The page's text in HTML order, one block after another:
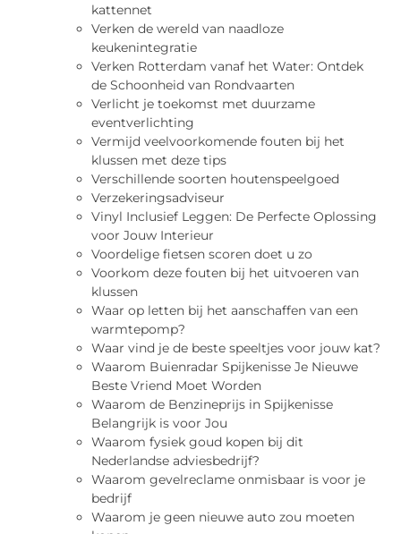
kattennet
Verken de wereld van naadloze
keukenintegratie
Verken Rotterdam vanaf het Water: Ontdek
de Schoonheid van Rondvaarten
Verlicht je toekomst met duurzame
eventverlichting
Vermijd veelvoorkomende fouten bij het
klussen met deze tips
Verschillende soorten houtenspeelgoed
Verzekeringsadviseur
Vinyl Inclusief Leggen: De Perfecte Oplossing
voor Jouw Interieur
Voordelige fietsen scoren doet u zo
Voorkom deze fouten bij het uitvoeren van
klussen
Waar op letten bij het aanschaffen van een
warmtepomp?
Waar vind je de beste speeltjes voor jouw kat?
Waarom Buienradar Spijkenisse Je Nieuwe
Beste Vriend Moet Worden
Waarom de Benzineprijs in Spijkenisse
Belangrijk is voor Jou
Waarom fysiek goud kopen bij dit
Nederlandse adviesbedrijf?
Waarom gevelreclame onmisbaar is voor je
bedrijf
Waarom je geen nieuwe auto zou moeten